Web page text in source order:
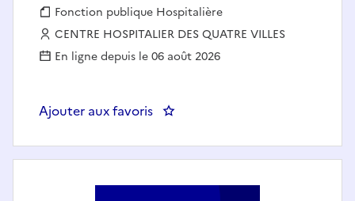
Fonction publique :
Fonction publique Hospitalière
Employeur :
CENTRE HOSPITALIER DES QUATRE VILLES
En ligne depuis le 06 août 2026
Ajouter aux favoris : Cadre de santé ou faisant